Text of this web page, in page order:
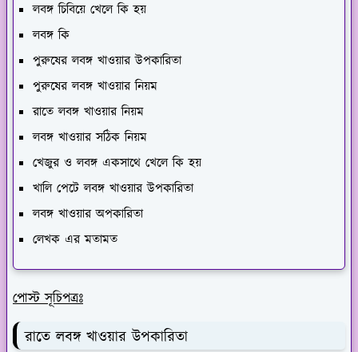
লবঙ্গ চিবিয়ে খেলে কি হয়
লবঙ্গ কি
পুরুষের লবঙ্গ খাওয়ার উপকারিতা
পুরুষের লবঙ্গ খাওয়ার নিয়ম
রাতে লবঙ্গ খাওয়ার নিয়ম
লবঙ্গ খাওয়ার সঠিক নিয়ম
খেজুর ও লবঙ্গ একসাথে খেলে কি হয়
খালি পেটে লবঙ্গ খাওয়ার উপকারিতা
লবঙ্গ খাওয়ার অপকারিতা
লেখক এর মতামত
পোস্ট সূচিপত্রঃ
রাতে লবঙ্গ খাওয়ার উপকারিতা